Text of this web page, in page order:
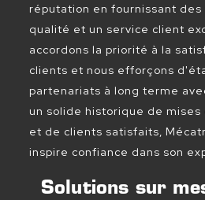
réputation en fournissant
qualité et un service client
accordons la priorité à la
clients et nous efforçons
partenariats à long terme
un solide historique de
et de clients satisfaits,
inspire confiance dans son
Solutions sur